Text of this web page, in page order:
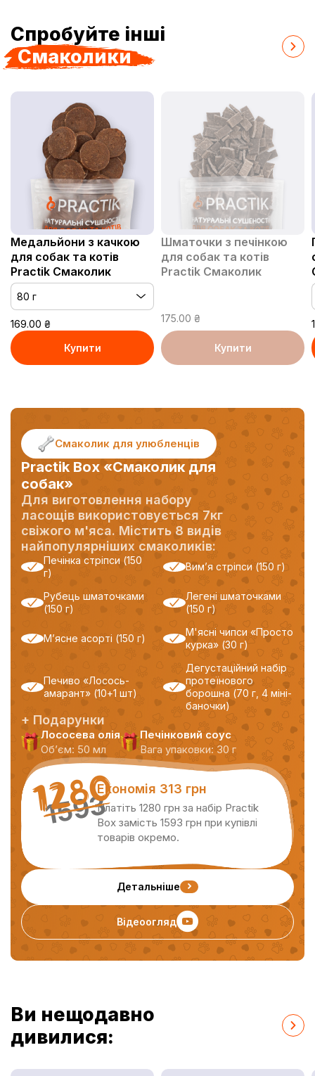
Спробуйте інші
Смаколики
Медальйони з качкою
для собак та котів
Practik Смаколик
80 г
80 г
200 г
169.00 ₴
Купити
Шматочки з печінкою
для собак та котів
Practik Смаколик
175.00 ₴
Купити
Смаколик для улюбленців
Practik Box «Смаколик для
собак»
Для виготовлення набору
ласощів використовується 7кг
свіжого м'яса. Містить 8 видів
найпопулярніших смаколиків:
Печінка стріпси (150
г)
Вим’я стріпси (150 г)
Рубець шматочками
(150 г)
Легені шматочками
(150 г)
М’ясне асорті (150 г)
М'ясні чипси «‎Просто
курка» (30 г)
Печиво «Лосось-
амарант» (10+1 шт)
Дегустаційний набір
протеїнового
борошна (70 г, 4 міні-
баночки)
+ Подарунки
Лососева олія
Обʼєм: 50 мл
Печінковий соус
Вага упаковки: 30 г
1593
1280Економія 313 грн
Платіть 1280 грн за набір Practik
Box замість 1593 грн при купівлі
товарів окремо.
Детальніше
Відеоогляд
Ви нещодавно
дивилися: